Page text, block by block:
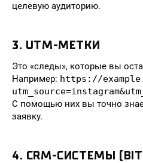
целевую аудиторию.
3. UTM-МЕТКИ
Это «следы», которые вы
Например: https://
С помощью них вы точно
заявку.
4. CRM-СИСТЕМЫ